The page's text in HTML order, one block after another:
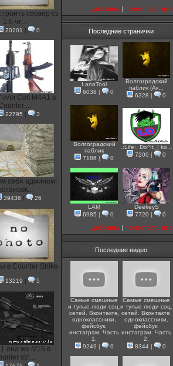
сервер cs
1.6 чт...
20201 | 0
или Colt M4A1 в
...
22795 | 3
себя админом!
39436 | 26
в Counter Strike
13219 | 5
она же M16 в
stri...
добавить | посмотреть все
Последние странички
LanaTool
6038 | 0
Волгоградский
паблик (Ак...
6328 | 0
Волгоградский
паблик
7186 | 0
.:Life:. Do^It_| ko...
7200 | 0
LAM
6985 | 0
DeekeyS
7720 | 0
добавить | посмотреть все
Последние видео
Самые смешные
и тупые люди соц.
сетей. Вконтакте,
одноклассники,
фейсбук,
инстаграм. Часть
1.
9249 | 0
Самые смешные
и тупые люди соц.
сетей. Вконтакте,
одноклассники,
фейсбук,
инстаграм. Часть
2.
8344| 0